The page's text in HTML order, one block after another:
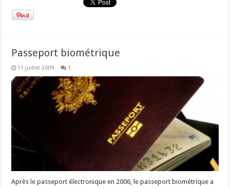
Passeport biométrique
11 juillet 2009 1
Après le passeport électronique en 2006, le passeport biométrique a